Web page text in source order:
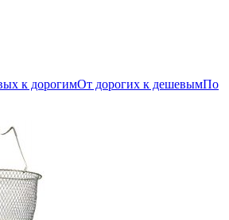
к дорогимОт дорогих к дешевымПо